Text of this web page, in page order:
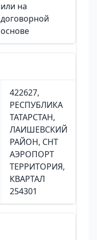
или на
договорной
основе
422627,
РЕСПУБЛИКА
ТАТАРСТАН,
ЛАИШЕВСКИЙ
РАЙОН, СНТ
АЭРОПОРТ
ТЕРРИТОРИЯ,
КВАРТАЛ
254301